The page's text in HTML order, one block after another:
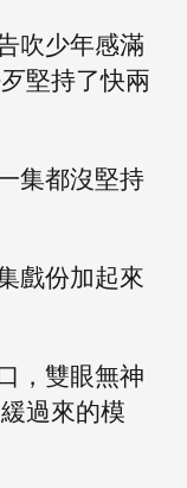
吹少年感滿
堅持了快兩
集都沒堅持
戲份加起來
，雙眼無神
過來的模